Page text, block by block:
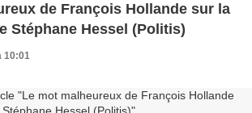
de François Hollande sur la
Stéphane Hessel (Politis)
10:01